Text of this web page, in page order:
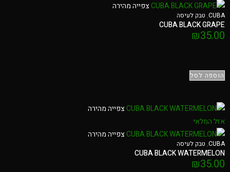
צפייה מהירה
CUBA
, טבק לעיסה
CUBA BLACK GRAPE
₪35.00
הוספה לסל
צפייה מהירה
אזל המלאי
צפייה מהירה
CUBA
, טבק לעיסה
CUBA BLACK WATERMELON
₪35.00